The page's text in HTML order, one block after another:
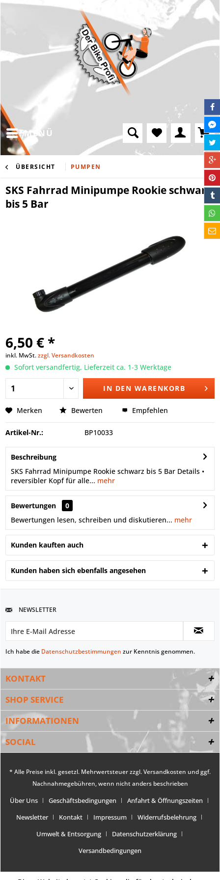
MENÜ
ÜBERSICHT PUMPEN
SKS Fahrrad Minipumpe Rookie schwarz
bis 5 Bar
6,50 € *
inkl. MwSt.zzgl. Versandkosten
Sofort versandfertig, Lieferzeit ca. 1-3 Werktage
IN DEN WARENKORB
Merken Bewerten Empfehlen
Artikel-Nr.: BP10033
Beschreibung
SKS Fahrrad Minipumpe Rookie schwarz bis 5 Bar Details •
reversibler Kopf für alle... mehr
Bewertungen
0
Bewertungen lesen, schreiben und diskutieren... mehr
Kunden kauften auch
Kunden haben sich ebenfalls angesehen
NEWSLETTER
Ich habe die Datenschutzbestimmungen zur Kenntnis genommen.
KONTAKT
SHOP SERVICE
INFORMATIONEN
SOCIAL
* Alle Preise inkl. gesetzl. Mehrwertsteuer zzgl.Versandkosten und ggf.
Nachnahmegebühren, wenn nicht anders beschrieben
Über Uns Geschäftsbedingungen
Anfahrt & Öffnungszeiten
Newsletter
Kontakt Impressum
Widerrufsbelehrung
Umwelt & Entsorgung
Datenschutzerklärung
Versandbedingungen